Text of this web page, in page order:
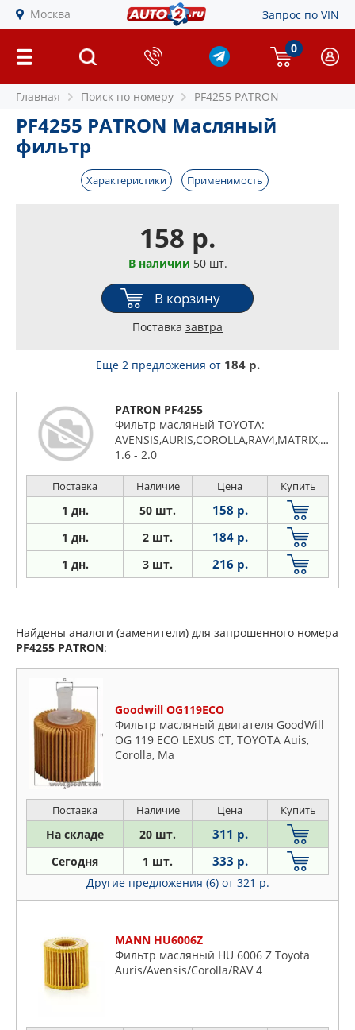
Москва Запрос по VIN
0
Главная Поиск по номеру PF4255 PATRON
PF4255 PATRON Масляный
фильтр
Характеристики Применимость
158 р.
В наличии 50 шт.
В корзину
Поставка завтра
Еще 2 предложения от 184 р.
PATRON PF4255
Фильтр масляный TOYOTA:
1.6 - 2.0
Поставка Наличие Цена Купить
1 дн. 50 шт. 158 р.
1 дн. 2 шт. 184 р.
1 дн. 3 шт. 216 р.
Найдены аналоги (заменители) для запрошенного номера
PF4255 PATRON:
Goodwill OG119ECO
Фильтр масляный двигателя GoodWill
OG 119 ECO LEXUS CT, TOYOTA Auis,
Corolla, Ma
Поставка Наличие Цена Купить
На складе 20 шт. 311 р.
Сегодня 1 шт. 333 р.
Другие предложения (6) от 321 р.
MANN HU6006Z
Фильтр масляный HU 6006 Z Toyota
Auris/Avensis/Corolla/RAV 4